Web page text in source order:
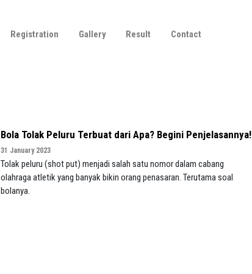
Registration Gallery Result Contact
Bola Tolak Peluru Terbuat dari Apa? Begini Penjelasannya!
31 January 2023
Tolak peluru (shot put) menjadi salah satu nomor dalam cabang
olahraga atletik yang banyak bikin orang penasaran. Terutama soal
bolanya.